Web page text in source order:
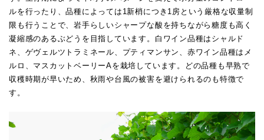
ルを行ったり、品種によっては1新梢につき1房という厳格な収量制
限も行うことで、岩手らしいシャープな酸を持ちながら糖度も高く
凝縮感のあるぶどうを目指しています。白ワイン品種はシャルド
ネ、ゲヴェルツトラミネール、プティマンサン、赤ワイン品種はメ
ルロ、マスカットベーリーAを栽培しています。どの品種も早熟で
収穫時期が早いため、秋雨や台風の被害を避けられるのも特徴で
す。